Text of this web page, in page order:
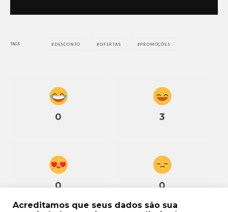
TAGS DESCONTO OFERTAS PROMOÇÕES
0 3
0 0
Acreditamos que seus dados são sua